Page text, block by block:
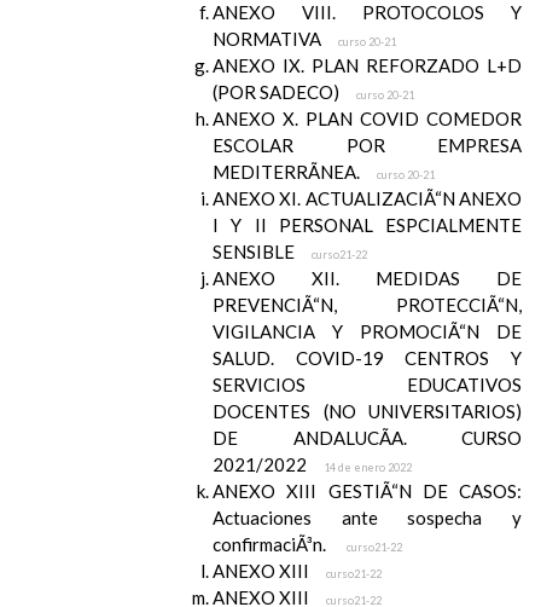
ANEXO VIII. PROTOCOLOS Y
NORMATIVA
curso 20-21
ANEXO IX. PLAN REFORZADO L+D
(POR SADECO)
curso 20-21
ANEXO X. PLAN COVID COMEDOR
ESCOLAR POR EMPRESA
MEDITERRÃNEA.
curso 20-21
ANEXO XI. ACTUALIZACIÃ“N ANEXO
I Y II PERSONAL ESPCIALMENTE
SENSIBLE
curso21-22
ANEXO XII. MEDIDAS DE
PREVENCIÃ“N, PROTECCIÃ“N,
VIGILANCIA Y PROMOCIÃ“N DE
SALUD. COVID-19 CENTROS Y
SERVICIOS EDUCATIVOS
DOCENTES (NO UNIVERSITARIOS)
DE ANDALUCÃA. CURSO
2021/2022
14 de enero 2022
ANEXO XIII GESTIÃ“N DE CASOS:
Actuaciones ante sospecha y
confirmaciÃ³n.
curso21-22
ANEXO XIII curso21-22
ANEXO XIII curso21-22